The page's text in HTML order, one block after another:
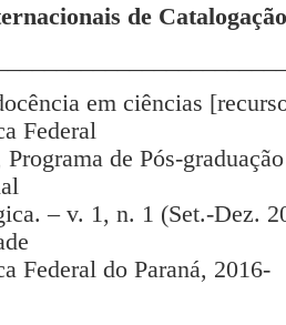
de
em ciências
Federal
Programa de Pós-
– v. 1, n. 1 (Set.-Dez.
Federal do Paraná, 2016-